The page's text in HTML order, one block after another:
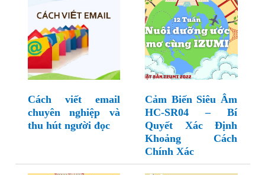
Cách viết email
chuyên nghiệp và
thu hút người đọc
Cảm Biến Siêu Âm
HC-SR04 – Bí
Quyết Xác Định
Khoảng Cách
Chính Xác